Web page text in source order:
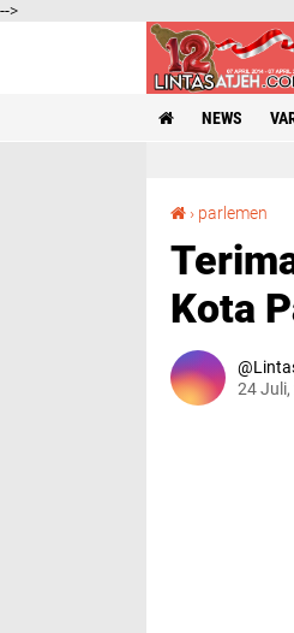
-->
NEWS
› parlemen
Kota
24 Juli,